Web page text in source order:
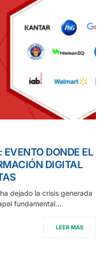
DONDE EL
DIGITAL
dejado la crisis generada
fundamental…
LEER MÁS